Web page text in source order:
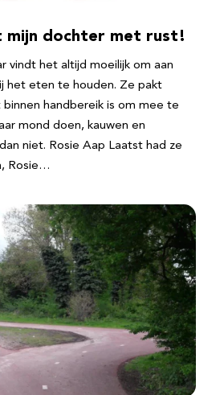
mijn dochter met rust!
vindt het altijd moeilijk om aan
het eten te houden. Ze pakt
handbereik is om mee te
mond doen, kauwen en
niet. Rosie Aap Laatst had ze
Rosie…